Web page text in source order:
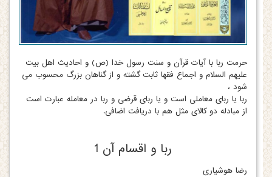
حرمت ربا با آیات قرآن و سنت رسول خدا (ص) و احادیث اهل بیت
علیهم السلام و اجماع فقها ثابت گشته و از گناهان بزرگ محسوب می
شود ،
ربا یا ربای معاملی است و یا ربای قرضی و ربا در معامله عبارت است
از مبادله دو کالای مثل هم با دریافت اضافی.
ربا و اقسام آن 1
رضا هوشیاری